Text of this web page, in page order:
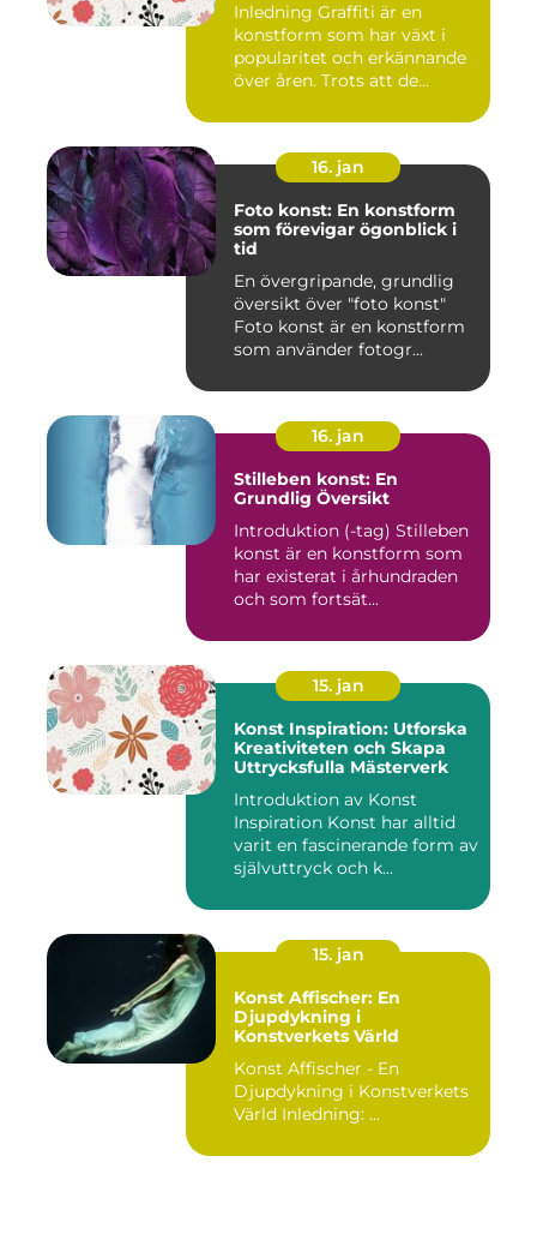
Inledning Graffiti är en
konstform som har växt i
popularitet och erkännande
över åren. Trots att de...
16. jan
Foto konst: En konstform
som förevigar ögonblick i
tid
En övergripande, grundlig
översikt över "foto konst"
Foto konst är en konstform
som använder fotogr...
16. jan
Stilleben konst: En
Grundlig Översikt
Introduktion (-tag) Stilleben
konst är en konstform som
har existerat i århundraden
och som fortsät...
15. jan
Konst Inspiration: Utforska
Kreativiteten och Skapa
Uttrycksfulla Mästerverk
Introduktion av Konst
Inspiration Konst har alltid
varit en fascinerande form av
självuttryck och k...
15. jan
Konst Affischer: En
Djupdykning i
Konstverkets Värld
Konst Affischer - En
Djupdykning i Konstverkets
Värld Inledning: ...